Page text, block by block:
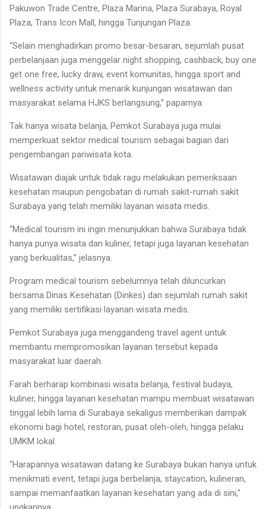
Pakuwon Trade Centre, Plaza Marina, Plaza Surabaya, Royal
Plaza, Trans Icon Mall, hingga Tunjungan Plaza.
“Selain menghadirkan promo besar-besaran, sejumlah pusat
perbelanjaan juga menggelar night shopping, cashback, buy one
get one free, lucky draw, event komunitas, hingga sport and
wellness activity untuk menarik kunjungan wisatawan dan
masyarakat selama HJKS berlangsung,” paparnya.
Tak hanya wisata belanja, Pemkot Surabaya juga mulai
memperkuat sektor medical tourism sebagai bagian dari
pengembangan pariwisata kota.
Wisatawan diajak untuk tidak ragu melakukan pemeriksaan
kesehatan maupun pengobatan di rumah sakit-rumah sakit
Surabaya yang telah memiliki layanan wisata medis.
“Medical tourism ini ingin menunjukkan bahwa Surabaya tidak
hanya punya wisata dan kuliner, tetapi juga layanan kesehatan
yang berkualitas,” jelasnya.
Program medical tourism sebelumnya telah diluncurkan
bersama Dinas Kesehatan (Dinkes) dan sejumlah rumah sakit
yang memiliki sertifikasi layanan wisata medis.
Pemkot Surabaya juga menggandeng travel agent untuk
membantu mempromosikan layanan tersebut kepada
masyarakat luar daerah.
Farah berharap kombinasi wisata belanja, festival budaya,
kuliner, hingga layanan kesehatan mampu membuat wisatawan
tinggal lebih lama di Surabaya sekaligus memberikan dampak
ekonomi bagi hotel, restoran, pusat oleh-oleh, hingga pelaku
UMKM lokal.
“Harapannya wisatawan datang ke Surabaya bukan hanya untuk
menikmati event, tetapi juga berbelanja, staycation, kulineran,
sampai memanfaatkan layanan kesehatan yang ada di sini,”